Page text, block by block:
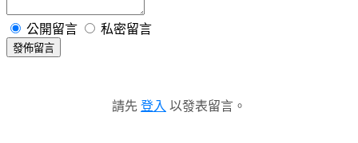
公開留言 私密留言
發佈留言
請先 登入 以發表留言。